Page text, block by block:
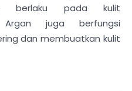
berlaku pada kulit
Argan juga berfungsi
dan membuatkan kulit